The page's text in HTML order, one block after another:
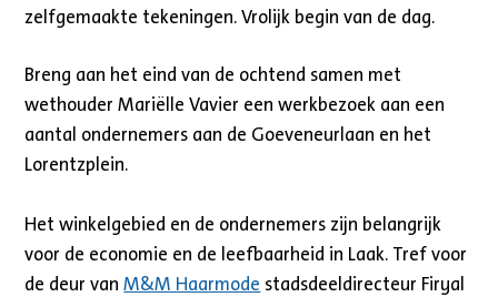
zelfgemaakte tekeningen. Vrolijk begin van de dag.
Breng aan het eind van de ochtend samen met
wethouder Mariëlle Vavier een werkbezoek aan een
aantal ondernemers aan de Goeveneurlaan en het
Lorentzplein.
Het winkelgebied en de ondernemers zijn belangrijk
voor de economie en de leefbaarheid in Laak. Tref voor
de deur vanM&M Haarmode stadsdeeldirecteur Firyal